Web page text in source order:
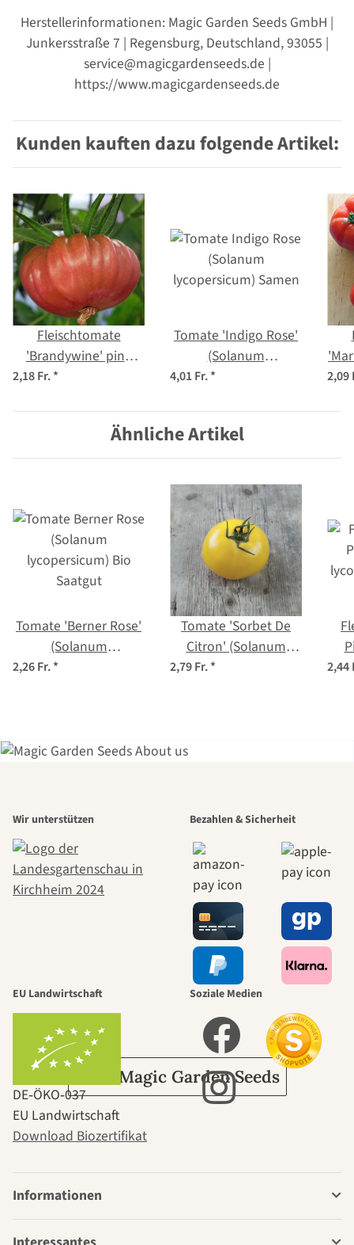
Herstellerinformationen: Magic Garden Seeds GmbH |
Junkersstraße 7 | Regensburg, Deutschland, 93055 |
service@magicgardenseeds.de |
https://www.magicgardenseeds.de
Kunden kauften dazu folgende Artikel:
Fleischtomate
'Brandywine' pink
(Solanum
2,18 Fr.*
Tomate 'Indigo Rose'
(Solanum
lycopersicum) Samen
4,01 Fr.* 2,09
Ähnliche Artikel
Tomate 'Berner Rose'
(Solanum
lycopersicum) Bio
2,26 Fr.*
Tomate 'Sorbet De
Citron' (Solanum
lycopersicum) Samen
2,79 Fr.* 2,44
schönsten
Wege zu uns
selbst führt
durch den
Garten
Über Magic Garden Seeds
Wir unterstützen Bezahlen & Sicherheit
EU Landwirtschaft
DE‑ÖKO‑037
EU Landwirtschaft
Download Biozertifikat
Soziale Medien
Informationen